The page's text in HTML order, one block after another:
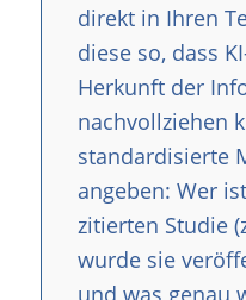
direkt in Ihren
diese so, dass
Herkunft der
nachvollziehen
standardisierte
angeben: Wer
zitierten Studie
wurde sie
und was genau